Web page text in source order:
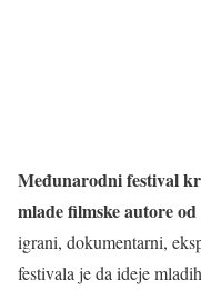
Međunarodni festival
mlade filmske autore od
igrani, dokumentarni,
festivala je da ideje